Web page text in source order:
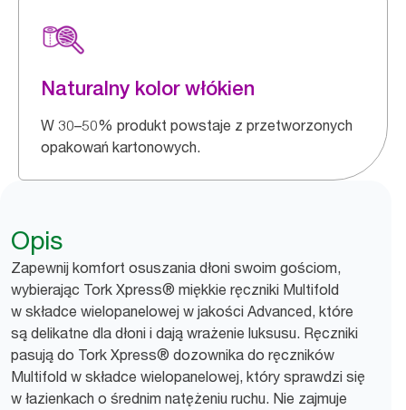
Naturalny kolor włókien
W 30–50% produkt powstaje z przetworzonych
opakowań kartonowych.
Opis
Zapewnij komfort osuszania dłoni swoim gościom,
wybierając Tork Xpress® miękkie ręczniki Multifold
w składce wielopanelowej w jakości Advanced, które
są delikatne dla dłoni i dają wrażenie luksusu. Ręczniki
pasują do Tork Xpress® dozownika do ręczników
Multifold w składce wielopanelowej, który sprawdzi się
w łazienkach o średnim natężeniu ruchu. Nie zajmuje